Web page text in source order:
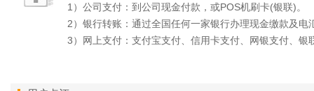
1）公司支付：到公司现金付款，或POS机刷卡(银联)。
2）银行转账：通过全国任何一家银行办理现金缴款及
3）网上支付：支付宝支付、信用卡支付、网银支付、银